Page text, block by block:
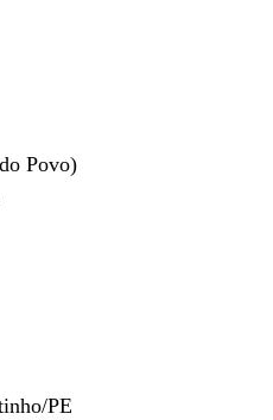
Povo)
PE